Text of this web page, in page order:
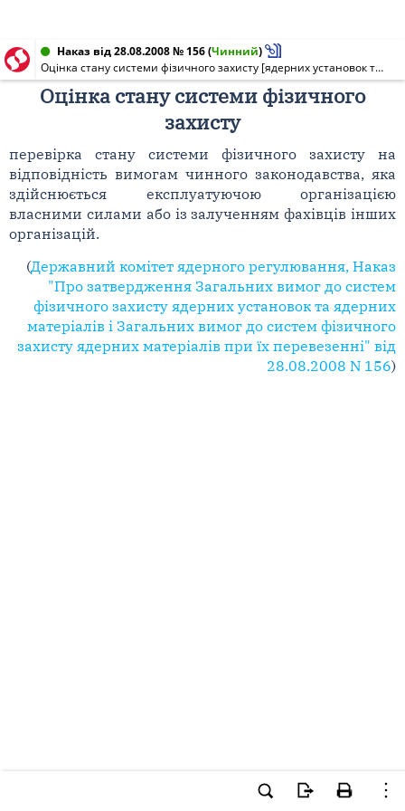
Наказ від 28.08.2008 № 156(Чинний)
Оцінка стану системи фізичного захисту [ядерних установок та ядерних матеріалів]